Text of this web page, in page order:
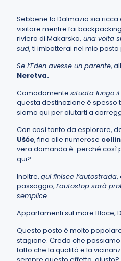
Sebbene la Dalmazia sia
visitare mentre fai
riviera di Makarska, una volta
sud, ti imbatterai nel mio
Se l’Eden avesse un parente,
Neretva.
Comodamente situata lungo
questa destinazione è spesso
siamo qui per aiutarti a
Con così tanto da esplorare,
Ušće, fino alle numerose
vera domanda è: perché così
qui?
Inoltre, qui finisce l’autostrada,
passaggio, l’autostop sarà
semplice.
Appartamenti sul mare Blace,
Questo posto è molto
stagione. Credo che
fatto che la qualità e la